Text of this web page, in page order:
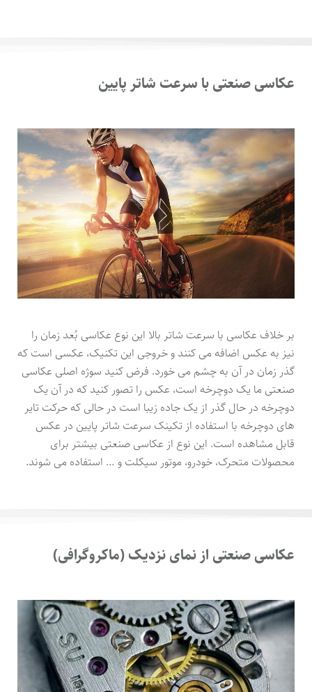
عکاسی صنعتی با سرعت شاتر پایین
بر خلاف عکاسی با سرعت شاتر بالا این نوع عکاسی بُعد زمان را
نیز به عکس اضافه می کنند و خروجی این تکنیک، عکسی است که
گذر زمان در آن به چشم می خورد. فرض کنید سوژه اصلی عکاسی
صنعتی ما یک دوچرخه است، عکس را تصور کنید که در آن یک
دوچرخه در حال گذر از یک جاده زیبا است در حالی که حرکت تایر
های دوچرخه با استفاده از تکینک سرعت شاتر پایین در عکس
قابل مشاهده است. این نوع از عکاسی صنعتی بیشتر برای
محصولات متحرک، خودرو، موتور سیکلت و … استفاده می شوند.
عکاسی صنعتی از نمای نزدیک (ماکروگرافی)